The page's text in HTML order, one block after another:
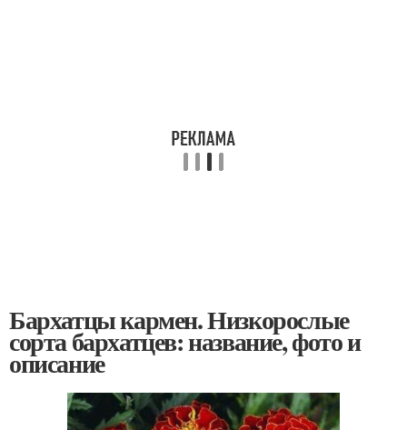
Бархатцы кармен. Низкорослые
сорта бархатцев: название, фото и
описание